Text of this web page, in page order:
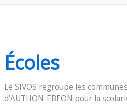
Écoles
Le SIVOS regroupe les communes
d’AUTHON-EBEON pour la